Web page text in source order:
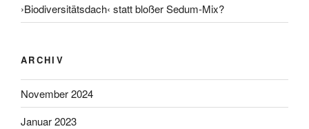
›Biodiversitätsdach‹ statt bloßer Sedum-Mix?
ARCHIV
November 2024
Januar 2023